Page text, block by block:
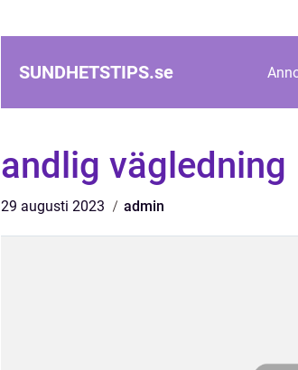
SUNDHETSTIPS.se
andlig vägledning
29 augusti 2023 admin